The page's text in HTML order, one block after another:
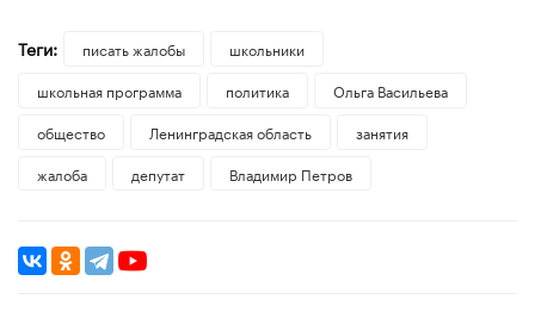
Теги: писать жалобы
школьники
школьная программа
политика
Ольга Васильева
общество
Ленинградская область
занятия
жалоба
депутат Владимир Петров